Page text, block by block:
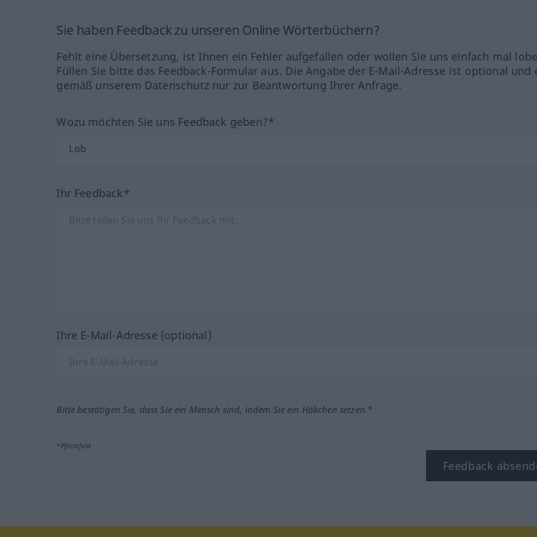
Sie haben Feedback zu unseren Online Wörterbüchern?
Fehlt eine Übersetzung, ist Ihnen ein Fehler aufgefallen oder wollen Sie uns einfach mal
Füllen Sie bitte das Feedback-Formular aus. Die Angabe der E-Mail-Adresse ist optional und
gemäß unserem Datenschutz nur zur Beantwortung Ihrer Anfrage.
Wozu möchten Sie uns Feedback geben?*
Ihr Feedback*
Ihre E-Mail-Adresse (optional)
Bitte bestätigen Sie, dass Sie ein Mensch sind, indem Sie ein Häkchen setzen.*
*Pflichtfeld
Feedback